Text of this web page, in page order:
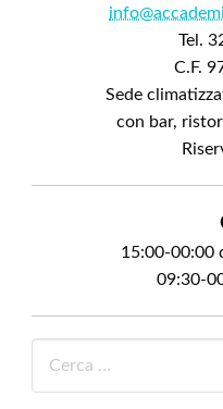
Tel.
C.F.
Sede
con bar,
15:00-00:00
09:30-